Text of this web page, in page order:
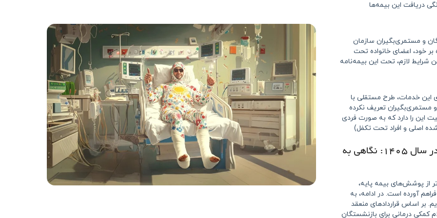
دریافت این بیمه‌ها
و مستمری‌بگیران سازمان
خود، اعضای خانواده تحت
لازم، تحت این بیمه‌نامه
این خدمات، طرح مستقلی با
و مستمری‌بگیران تعریف نکرده
این را دارد که به صورت فردی
اصلی و افراد تحت تکفل)
خدمات و مزایای بیمه تکمیلی تأمین اجتماعی در سال ۱۴۰۵: نگاهی به
۱۴۰۵ با چشم‌اندازی فراتر از پوشش‌های بیمه پایه،
آورده است. در ادامه، به
بر اساس قراردادهای منعقد
و اقلام کمکی درمانی برای بازنشستگان